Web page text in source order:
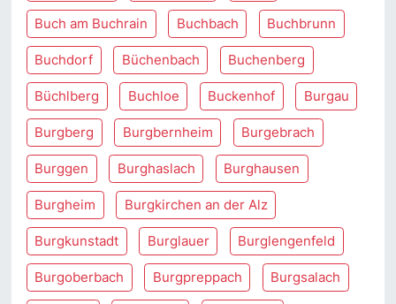
Buch am Buchrain Buchbach Buchbrunn
Buchdorf Büchenbach Buchenberg
Büchlberg Buchloe Buckenhof Burgau
Burgberg Burgbernheim Burgebrach
Burggen Burghaslach Burghausen
Burgheim Burgkirchen an der Alz
Burgkunstadt Burglauer Burglengenfeld
Burgoberbach Burgpreppach Burgsalach